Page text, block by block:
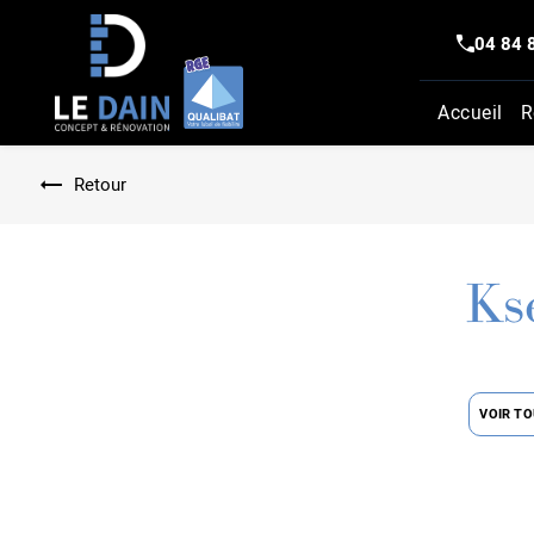
04 84
Accueil
Retour
VOIR
Panneau de gestion des cookies